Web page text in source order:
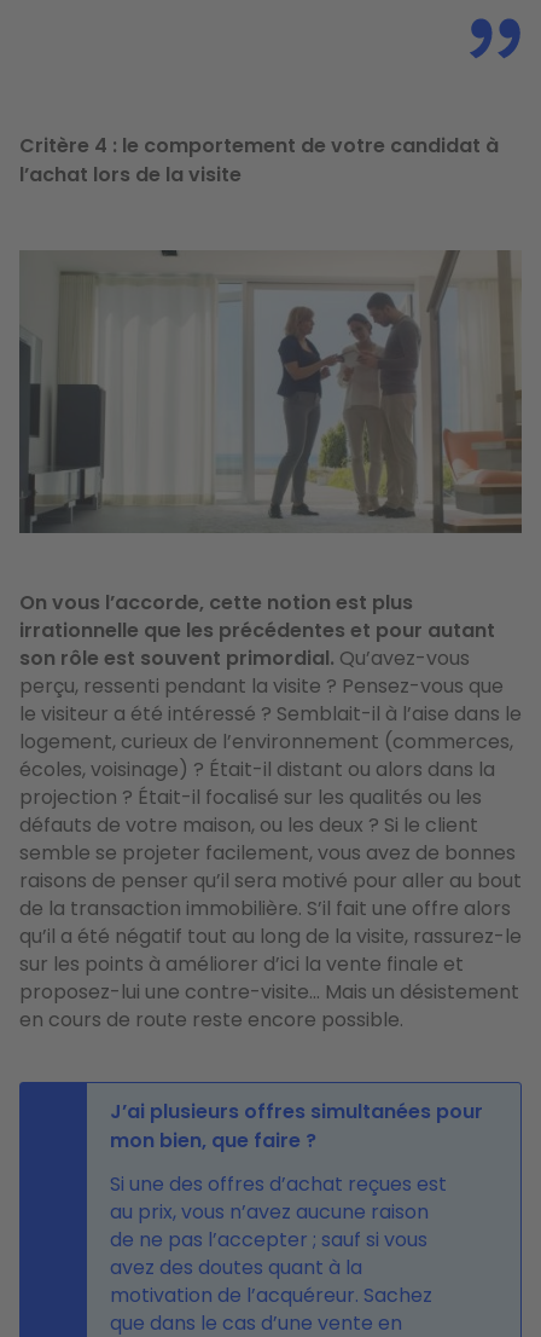
Critère 4 : le comportement de votre candidat à
l’achat lors de la visite
Image
On vous l’accorde, cette notion est plus
irrationnelle que les précédentes et pour autant
son rôle est souvent primordial. Qu’avez-vous
perçu, ressenti pendant la visite ? Pensez-vous que
le visiteur a été intéressé ? Semblait-il à l’aise dans le
logement, curieux de l’environnement (commerces,
écoles, voisinage) ? Était-il distant ou alors dans la
projection ? Était-il focalisé sur les qualités ou les
défauts de votre maison, ou les deux ? Si le client
semble se projeter facilement, vous avez de bonnes
raisons de penser qu’il sera motivé pour aller au bout
de la transaction immobilière. S’il fait une offre alors
qu’il a été négatif tout au long de la visite, rassurez-le
sur les points à améliorer d’ici la vente finale et
proposez-lui une contre-visite… Mais un désistement
en cours de route reste encore possible.
J’ai plusieurs offres simultanées pour
mon bien, que faire ?
Si une des offres d’achat reçues est
au prix, vous n’avez aucune raison
de ne pas l’accepter ; sauf si vous
avez des doutes quant à la
motivation de l’acquéreur. Sachez
que dans le cas d’une vente en